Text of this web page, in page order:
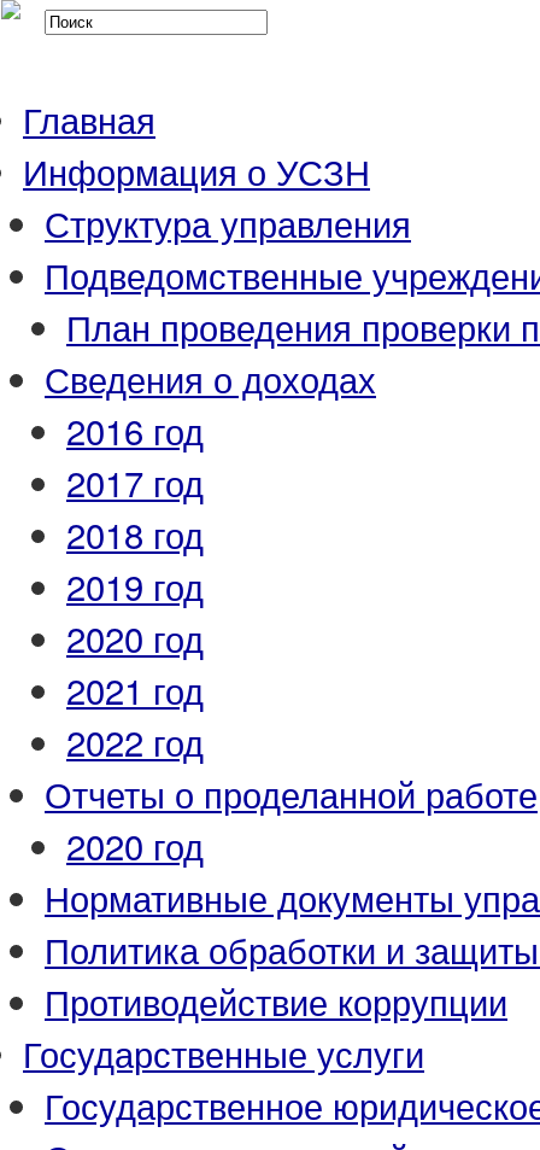
Главная
Информация о УСЗН
Структура управления
Подведомственные
План проведения проверки
Сведения о доходах
2016 год
2017 год
2018 год
2019 год
2020 год
2021 год
2022 год
Отчеты о проделанной работе
2020 год
Нормативные документы
Политика обработки и
Противодействие коррупции
Государственные услуги
Государственное